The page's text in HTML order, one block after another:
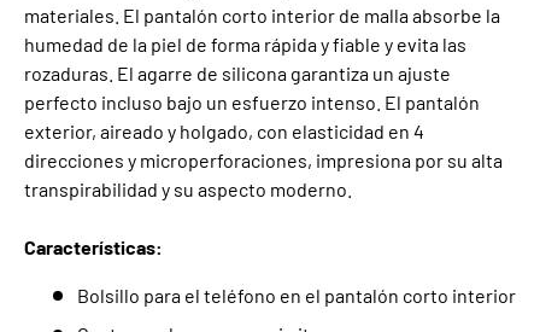
materiales. El pantalón corto interior de malla absorbe la
humedad de la piel de forma rápida y fiable y evita las
rozaduras. El agarre de silicona garantiza un ajuste
perfecto incluso bajo un esfuerzo intenso. El pantalón
exterior, aireado y holgado, con elasticidad en 4
direcciones y microperforaciones, impresiona por su alta
transpirabilidad y su aspecto moderno.
Características:
Bolsillo para el teléfono en el pantalón corto interior